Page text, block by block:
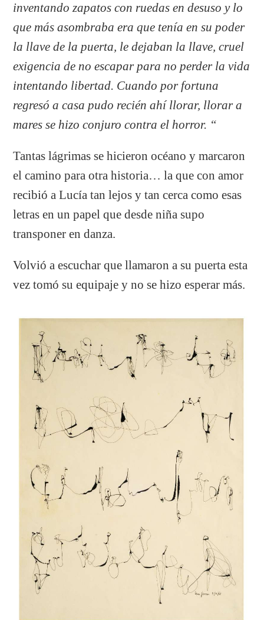
inventando zapatos con ruedas en desuso y lo
que más asombraba era que tenía en su poder
la llave de la puerta, le dejaban la llave, cruel
exigencia de no escapar para no perder la vida
intentando libertad. Cuando por fortuna
regresó a casa pudo recién ahí llorar, llorar a
mares se hizo conjuro contra el horror. “
Tantas lágrimas se hicieron océano y marcaron
el camino para otra historia… la que con amor
recibió a Lucía tan lejos y tan cerca como esas
letras en un papel que desde niña supo
transponer en danza.
Volvió a escuchar que llamaron a su puerta esta
vez tomó su equipaje y no se hizo esperar más.